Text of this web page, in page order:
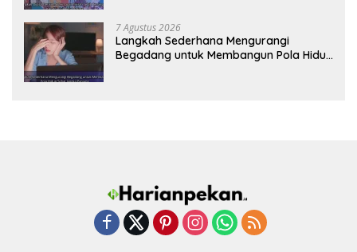
7 Agustus 2026
Langkah Sederhana Mengurangi
Begadang untuk Membangun Pola Hidup